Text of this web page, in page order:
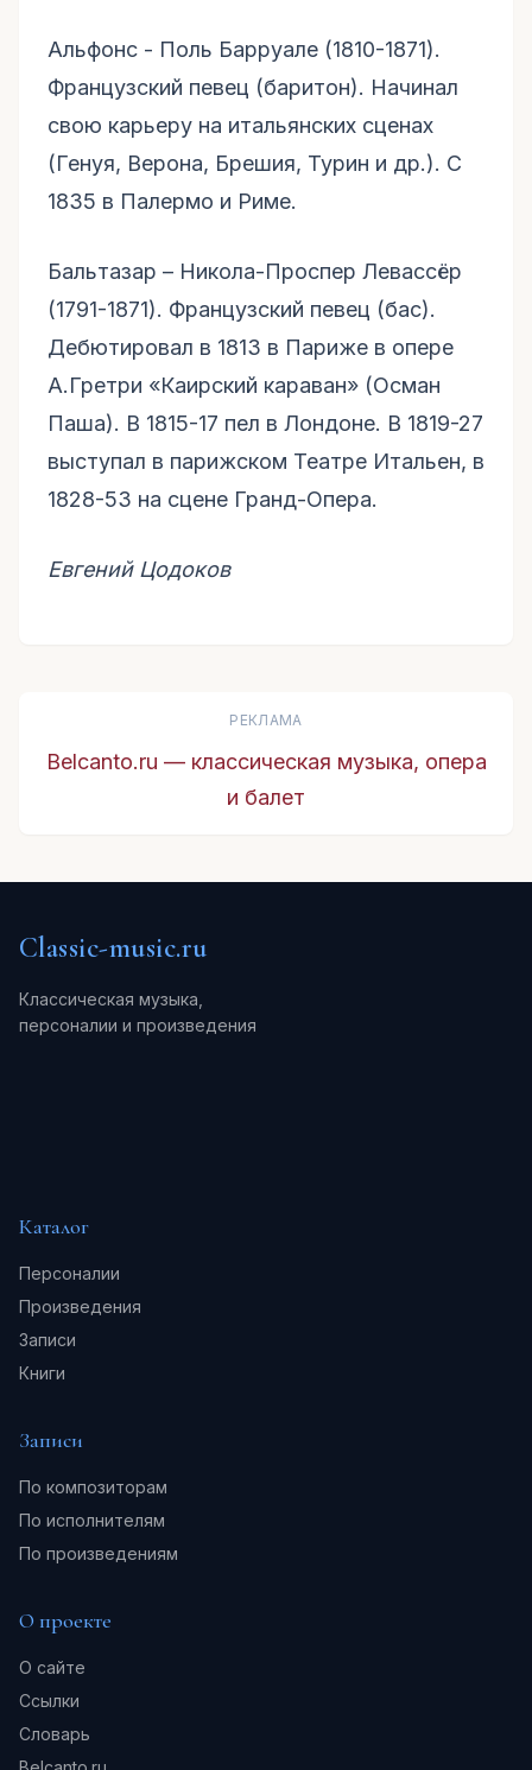
Альфонс - Поль Барруале (1810-1871).
Французский певец (баритон). Начинал
свою карьеру на итальянских сценах
(Генуя, Верона, Брешия, Турин и др.). С
1835 в Палермо и Риме.
Бальтазар – Никола-Проспер Левассёр
(1791-1871). Французский певец (бас).
Дебютировал в 1813 в Париже в опере
А.Гретри «Каирский караван» (Осман
Паша). В 1815-17 пел в Лондоне. В 1819-27
выступал в парижском Театре Итальен, в
1828-53 на сцене Гранд-Опера.
Евгений Цодоков
РЕКЛАМА
Belcanto.ru — классическая музыка, опера
и балет
Classic-music.ru
Классическая музыка,
персоналии и произведения
Каталог
Персоналии
Произведения
Записи
Книги
Записи
По композиторам
По исполнителям
По произведениям
О проекте
О сайте
Ссылки
Словарь